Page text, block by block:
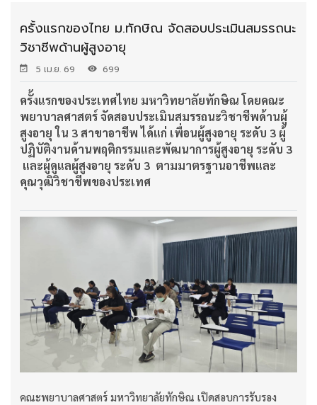
ครั้งแรกของไทย ม.ทักษิณ จัดสอบประเมินสมรรถนะ
วิชาชีพด้านผู้สูงอายุ
5 เม.ย. 69 699
ครั้งแรกของประเทศไทย มหาวิทยาลัยทักษิณ โดยคณะ
พยาบาลศาสตร์ จัดสอบประเมินสมรรถนะวิชาชีพด้านผู้
สูงอายุ ใน 3สาขาอาชีพ ได้แก่ เพื่อนผู้สูงอายุ ระดับ 3 ผู้
ปฏิบัติงานด้านพฤติกรรมและพัฒนาการผู้สูงอายุ ระดับ 3
และผู้ดูแลผู้สูงอายุ ระดับ 3 ตามมาตรฐานอาชีพและ
คุณวุฒิวิชาชีพของประเทศ
คณะพยาบาลศาสตร์ มหาวิทยาลัยทักษิณ เปิดสอบการรับรอง